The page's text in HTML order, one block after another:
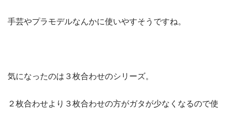
手芸やプラモデルなんかに使いやすそうですね。
気になったのは３枚合わせのシリーズ。
２枚合わせより３枚合わせの方がガタが少なくなるので使